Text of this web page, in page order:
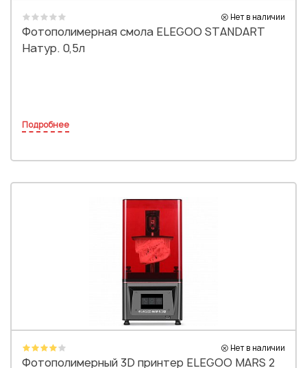
Нет в наличии
Фотополимерная смола ELEGOO STANDART
Натур. 0,5л
Подробнее
Нет в наличии
Фотополимерный 3D принтер ELEGOO MARS 2